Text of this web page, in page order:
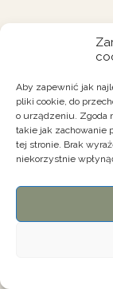
Aby zapewnić jak
pliki cookie, do
o urządzeniu. Zgoda
takie jak zachowanie
tej stronie. Brak
niekorzystnie